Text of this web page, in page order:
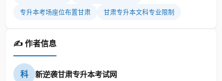
专升本考场座位布置甘肃 甘肃专升本文科专业限制
✍️ 作者信息
科 新逆袭甘肃专升本考试网